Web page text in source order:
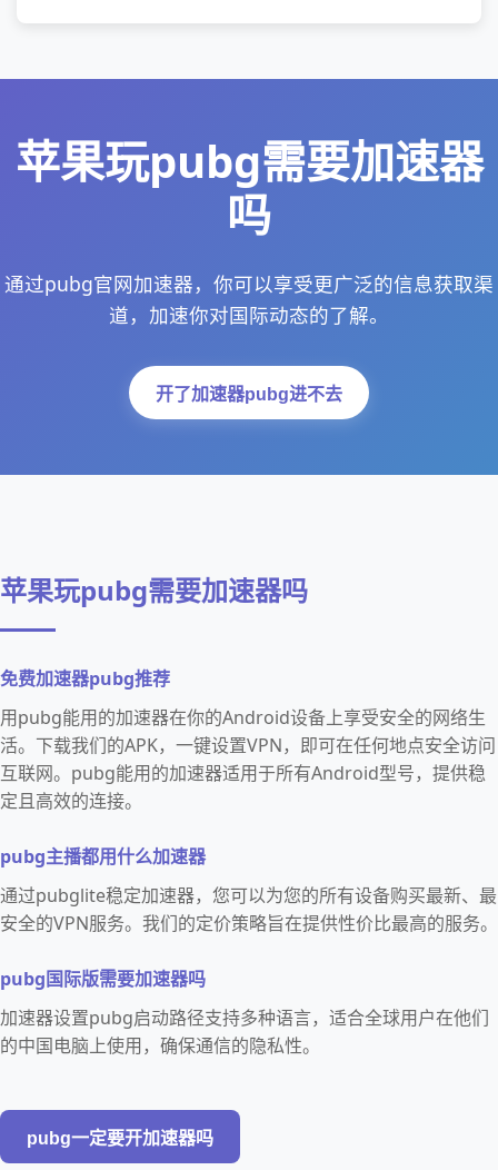
苹果玩pubg需要加速器
吗
通过pubg官网加速器，你可以享受更广泛的信息获取渠
道，加速你对国际动态的了解。
开了加速器pubg进不去
苹果玩pubg需要加速器吗
免费加速器pubg推荐
用pubg能用的加速器在你的Android设备上享受安全的网络生
活。下载我们的APK，一键设置VPN，即可在任何地点安全访问
互联网。pubg能用的加速器适用于所有Android型号，提供稳
定且高效的连接。
pubg主播都用什么加速器
通过pubglite稳定加速器，您可以为您的所有设备购买最新、最
安全的VPN服务。我们的定价策略旨在提供性价比最高的服务。
pubg国际版需要加速器吗
加速器设置pubg启动路径支持多种语言，适合全球用户在他们
的中国电脑上使用，确保通信的隐私性。
pubg一定要开加速器吗